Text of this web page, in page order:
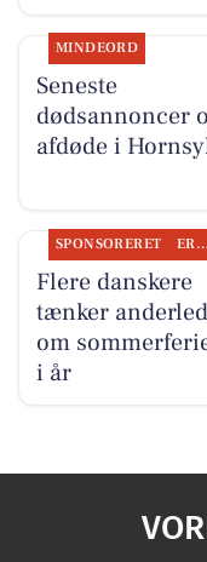
MINDEORD
Seneste
dødsannoncer
afdøde i
SPONSORERET
Flere danskere
tænker
om
i år